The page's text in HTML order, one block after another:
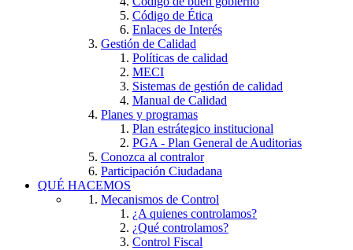
Código de Ética
Enlaces de Interés
Gestión de Calidad
Políticas de calidad
MECI
Sistemas de gestión de calidad
Manual de Calidad
Planes y programas
Plan estrátegico institucional
PGA - Plan General de Auditorias
Conozca al contralor
Participación Ciudadana
QUÉ HACEMOS
Mecanismos de Control
¿A quienes controlamos?
¿Qué controlamos?
Control Fiscal